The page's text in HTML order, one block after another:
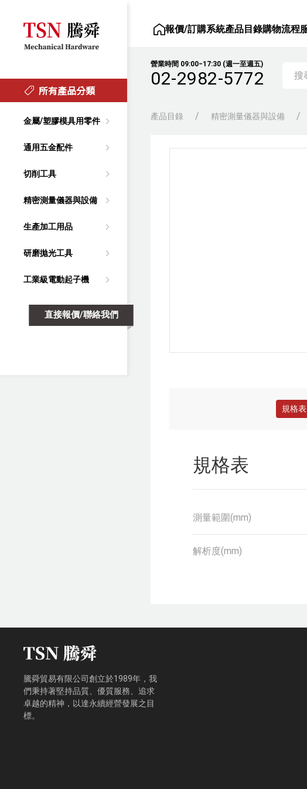
所有產品分類
金屬/塑膠模具用零件
通用五金配件
切削工具
精密測量儀器與設備
生產加工用品
研磨拋光工具
工業級電動起子機
直接報價/聯絡我們
報價/訂購系統產品目錄購物流程
營業時間 09:00‒17:30 (週一至週五)
02-2982-5772
產品目錄 精密測量儀器與設備
規格表
規格表
測量範圍(mm)
解析度(mm)
騰舜貿易有限公司創立於1989年，我
們秉持著堅持品質、優質服務、追求
卓越的精神，以達永續經營發展之目
標。